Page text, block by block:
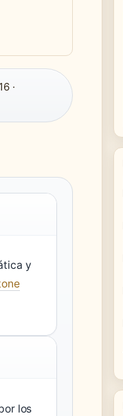
·
y
los